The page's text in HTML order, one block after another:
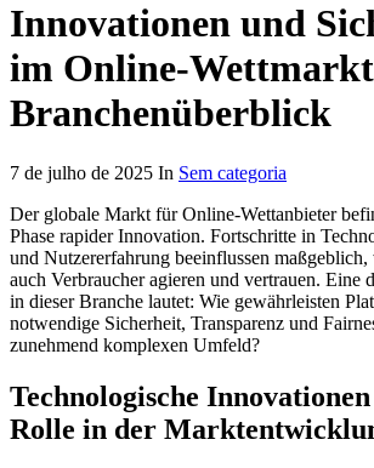
Innovationen und
im Online-
Branchenüberblick
7 de julho de 2025 In Sem categoria
Der globale Markt für Online-Wettanbieter
Phase rapider Innovation. Fortschritte in
und Nutzererfahrung beeinflussen
auch Verbraucher agieren und vertrauen. Eine
in dieser Branche lautet: Wie gewährleisten
notwendige Sicherheit, Transparenz und
zunehmend komplexen Umfeld?
Technologische
Rolle in der